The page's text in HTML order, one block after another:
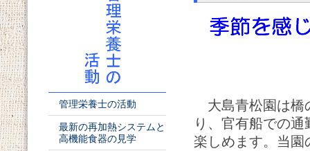
管理栄養士の活動
最新の再加熱システムと
高機能食器の見学
大島青松園は橋
り、官有船での
楽しめます。当園